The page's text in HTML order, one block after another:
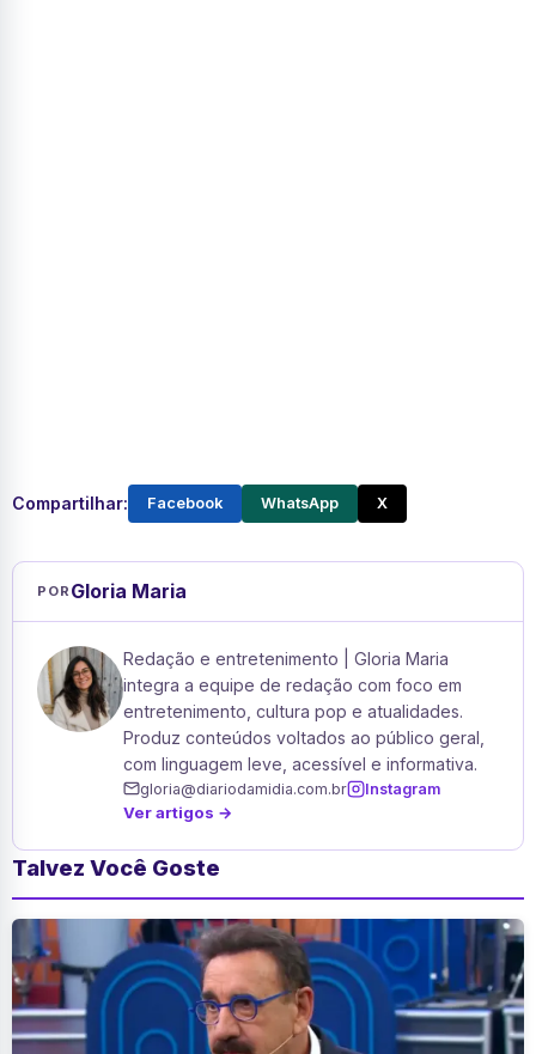
Compartilhar: Facebook WhatsApp X
POR Gloria Maria
Redação e entretenimento | Gloria Maria
integra a equipe de redação com foco em
entretenimento, cultura pop e atualidades.
Produz conteúdos voltados ao público geral,
com linguagem leve, acessível e informativa.
gloria@diariodamidia.com.br Instagram
Ver artigos →
Talvez Você Goste